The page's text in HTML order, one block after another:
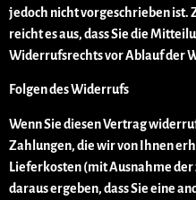
jedoch nicht vorgeschrieben
reicht es aus, dass Sie die
Widerrufsrechts vor Ablauf der
Folgen des Widerrufs
Wenn Sie diesen Vertrag
Zahlungen, die wir von Ihnen
Lieferkosten (mit Ausnahme der
daraus ergeben, dass Sie eine